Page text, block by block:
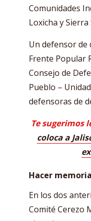
Comunidades
Loxicha y Sierra
Un defensor de
Frente Popular
Consejo de
Pueblo –
defensoras de
Te sugerimos
coloca a
Hacer memoria
En los dos
Comité Cerezo